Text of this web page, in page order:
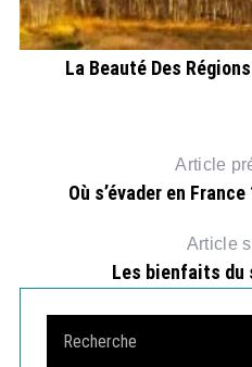
La Beauté Des
Article
Où s’évader en
Article
Les bienfaits du